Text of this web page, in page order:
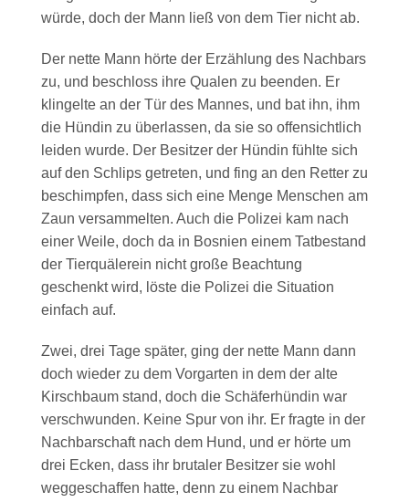
würde, doch der Mann ließ von dem Tier nicht ab.
Der nette Mann hörte der Erzählung des Nachbars
zu, und beschloss ihre Qualen zu beenden. Er
klingelte an der Tür des Mannes, und bat ihn, ihm
die Hündin zu überlassen, da sie so offensichtlich
leiden wurde. Der Besitzer der Hündin fühlte sich
auf den Schlips getreten, und fing an den Retter zu
beschimpfen, dass sich eine Menge Menschen am
Zaun versammelten. Auch die Polizei kam nach
einer Weile, doch da in Bosnien einem Tatbestand
der Tierquälerein nicht große Beachtung
geschenkt wird, löste die Polizei die Situation
einfach auf.
Zwei, drei Tage später, ging der nette Mann dann
doch wieder zu dem Vorgarten in dem der alte
Kirschbaum stand, doch die Schäferhündin war
verschwunden. Keine Spur von ihr. Er fragte in der
Nachbarschaft nach dem Hund, und er hörte um
drei Ecken, dass ihr brutaler Besitzer sie wohl
weggeschaffen hatte, denn zu einem Nachbar